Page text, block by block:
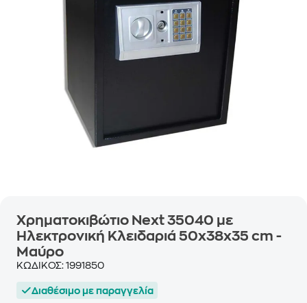
Χρηματοκιβώτιο Νext 35040 με
Ηλεκτρονική Κλειδαριά 50x38x35 cm -
Μαύρο
ΚΩΔΙΚΟΣ: 1991850
Διαθέσιμο με παραγγελία